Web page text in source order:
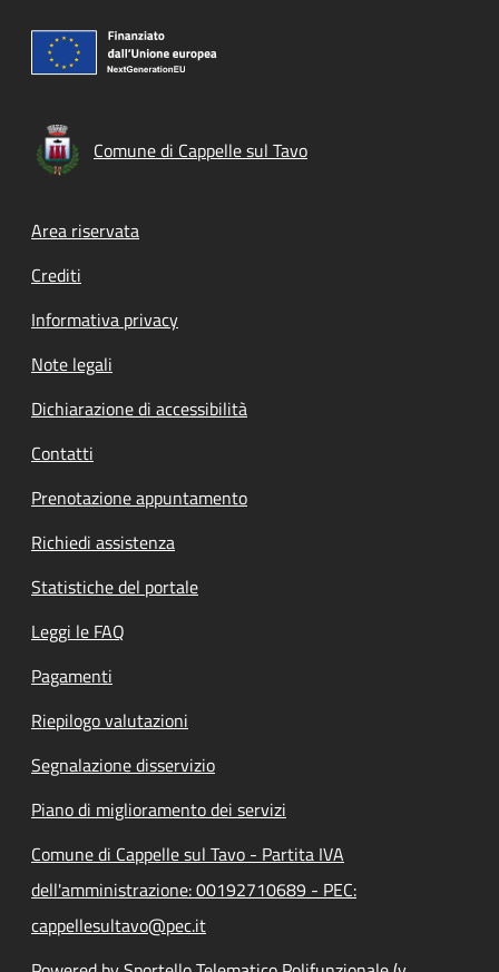
Comune di Cappelle sul Tavo
Footer menu
Area riservata
Crediti
Informativa privacy
Note legali
Dichiarazione di accessibilità
Contatti
Prenotazione appuntamento
Richiedi assistenza
Statistiche del portale
Leggi le FAQ
Pagamenti
Riepilogo valutazioni
Segnalazione disservizio
Piano di miglioramento dei servizi
Comune di Cappelle sul Tavo - Partita IVA
dell'amministrazione: 00192710689 - PEC:
cappellesultavo@pec.it